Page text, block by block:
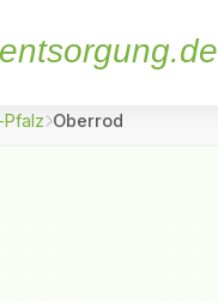
entsorgung.de
Pfalz Oberrod